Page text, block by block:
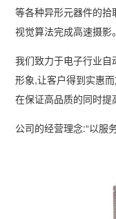
等各种异形元器件的
视觉算法完成高速摄影。
我们致力于电子行业
形象,让客户得到实惠
在保证高品质的同时提
公司的经营理念:“以服